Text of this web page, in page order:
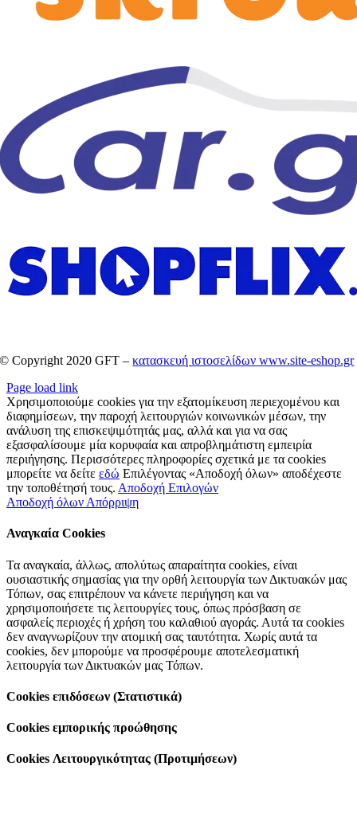
© Copyright 2020 GFT –κατασκευή ιστοσελίδων www.site-eshop.gr
Page load link
Χρησιμοποιούμε cookies για την εξατομίκευση περιεχομένου και
διαφημίσεων, την παροχή λειτουργιών κοινωνικών μέσων, την
ανάλυση της επισκεψιμότητάς μας, αλλά και για να σας
εξασφαλίσουμε μία κορυφαία και απροβλημάτιστη εμπειρία
περιήγησης. Περισσότερες πληροφορίες σχετικά με τα cookies
μπορείτε να δείτε εδώ Επιλέγοντας «Αποδοχή όλων» αποδέχεστε
την τοποθέτησή τους. Αποδοχή Επιλογών
Αποδοχή όλων Απόρριψη
Αναγκαία Cookies
Τα αναγκαία, άλλως, απολύτως απαραίτητα cookies, είναι
ουσιαστικής σημασίας για την ορθή λειτουργία των Δικτυακών μας
Τόπων, σας επιτρέπουν να κάνετε περιήγηση και να
χρησιμοποιήσετε τις λειτουργίες τους, όπως πρόσβαση σε
ασφαλείς περιοχές ή χρήση του καλαθιού αγοράς. Αυτά τα cookies
δεν αναγνωρίζουν την ατομική σας ταυτότητα. Χωρίς αυτά τα
cookies, δεν μπορούμε να προσφέρουμε αποτελεσματική
λειτουργία των Δικτυακών μας Τόπων.
Cookies επιδόσεων (Στατιστικά)
Cookies εμπορικής προώθησης
Cookies Λειτουργικότητας (Προτιμήσεων)